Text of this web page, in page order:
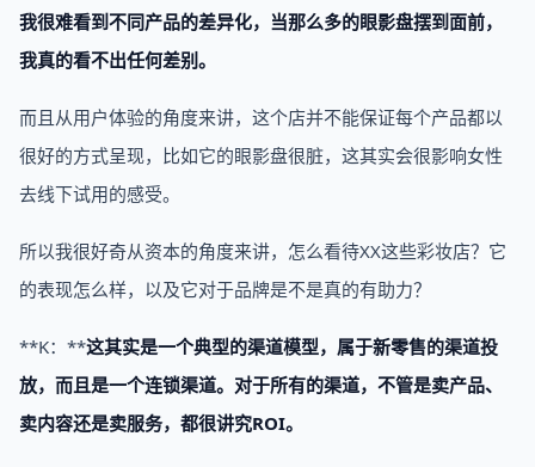
我很难看到不同产品的差异化，当那么多的眼影盘摆到面前，
我真的看不出任何差别。
而且从用户体验的角度来讲，这个店并不能保证每个产品都以
很好的方式呈现，比如它的眼影盘很脏，这其实会很影响女性
去线下试用的感受。
所以我很好奇从资本的角度来讲，怎么看待XX这些彩妆店？它
的表现怎么样，以及它对于品牌是不是真的有助力？
**K：**这其实是一个典型的渠道模型，属于新零售的渠道投
放，而且是一个连锁渠道。对于所有的渠道，不管是卖产品、
卖内容还是卖服务，都很讲究ROI。